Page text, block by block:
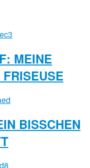
MEINE
BISSCHEN W